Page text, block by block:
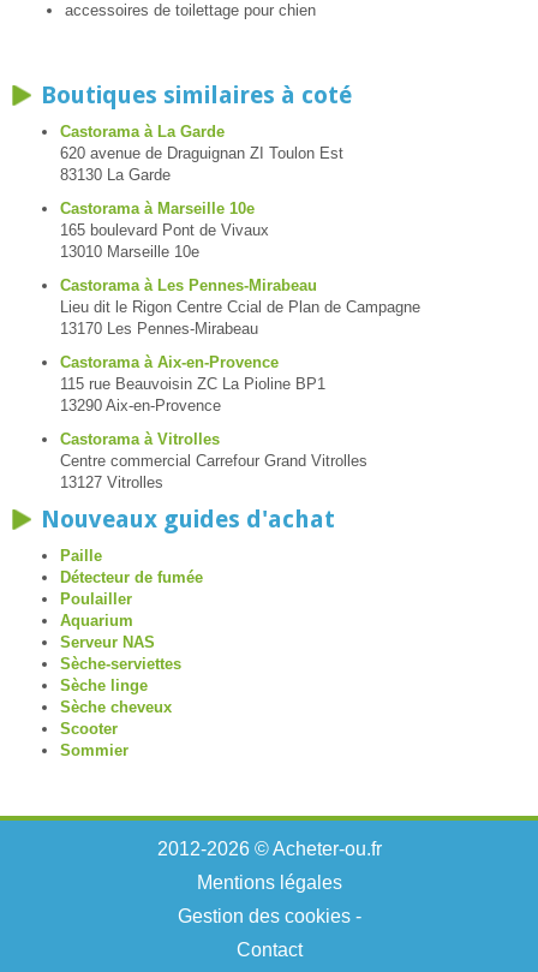
accessoires de toilettage pour chien
Boutiques similaires à coté
Castorama à La Garde
620 avenue de Draguignan ZI Toulon Est
83130 La Garde
Castorama à Marseille 10e
165 boulevard Pont de Vivaux
13010 Marseille 10e
Castorama à Les Pennes-Mirabeau
Lieu dit le Rigon Centre Ccial de Plan de Campagne
13170 Les Pennes-Mirabeau
Castorama à Aix-en-Provence
115 rue Beauvoisin ZC La Pioline BP1
13290 Aix-en-Provence
Castorama à Vitrolles
Centre commercial Carrefour Grand Vitrolles
13127 Vitrolles
Nouveaux guides d'achat
Paille
Détecteur de fumée
Poulailler
Aquarium
Serveur NAS
Sèche-serviettes
Sèche linge
Sèche cheveux
Scooter
Sommier
2012-2026 © Acheter-ou.fr
Mentions légales
Gestion des cookies-
Contact